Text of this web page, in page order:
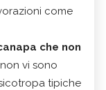
come
che non
vi sono
tipiche